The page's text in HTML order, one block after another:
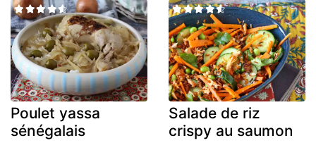
Poulet yassa
sénégalais
Salade de riz
crispy au saumon